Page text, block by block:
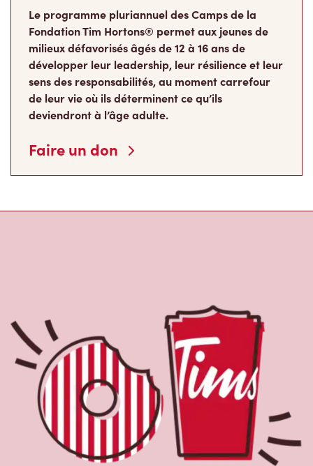
Le programme pluriannuel des Camps de la
Fondation Tim Hortons® permet aux jeunes de
milieux défavorisés âgés de 12 à 16 ans de
développer leur leadership, leur résilience et leur
sens des responsabilités, au moment carrefour
de leur vie où ils déterminent ce qu’ils
deviendront à l’âge adulte.
Faire un don